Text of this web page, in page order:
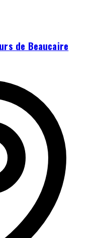
de Beaucaire